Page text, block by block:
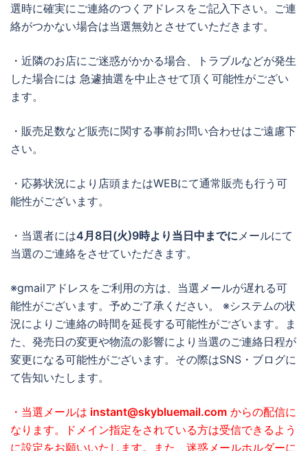
選時に確実にご連絡のつくアドレスをご記入下さい。ご連
絡がつかない場合は当選無効とさせていただきます。
・近隣のお店にご迷惑がかかる場合、トラブルなどが発生
した場合には 急遽抽選を中止させて頂く可能性がござい
ます。
・販売足数など販売に関する事前お問い合わせはご遠慮下
さい。
・応募状況により店頭またはWEBにて通常販売も行う可
能性がございます。
・当選者には4月8日(火)9時より当日中までに メールにて
当選のご連絡をさせていただきます。
※gmailアドレスをご利用の方は、当選メールが遅れる可
能性がございます。予めご了承ください。 ※システムの状
況によりご連絡の時間を延長する可能性がございます。ま
た、発売日の変更や物流の影響により当選のご連絡日程が
変更になる可能性がございます。その際はSNS・ブログに
て告知いたします。
・当選メールは instant@skybluemail.com からの配信に
なります。ドメイン指定をされている方は受信できるよう
に設定をお願いいたします。また、迷惑メールホルダーに